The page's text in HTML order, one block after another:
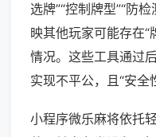
选牌”“控制牌型”“防
映其他玩家可能存在“
情况。这些工具通过
实现不平公，且“安全
小程序微乐麻将依托